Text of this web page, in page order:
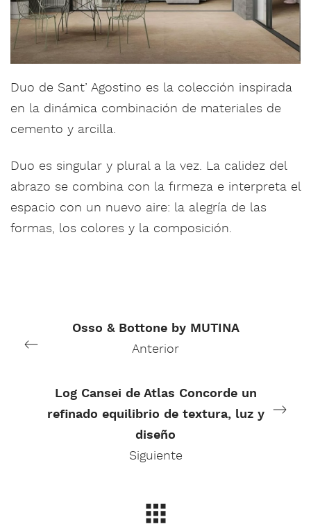
Duo de Sant’ Agostino es la colección inspirada
en la dinámica combinación de materiales de
cemento y arcilla.
Duo es singular y plural a la vez. La calidez del
abrazo se combina con la firmeza e interpreta el
espacio con un nuevo aire: la alegría de las
formas, los colores y la composición.
Osso & Bottone by MUTINA
Anterior
Log Cansei de Atlas Concorde un
refinado equilibrio de textura, luz y
diseño
Siguiente